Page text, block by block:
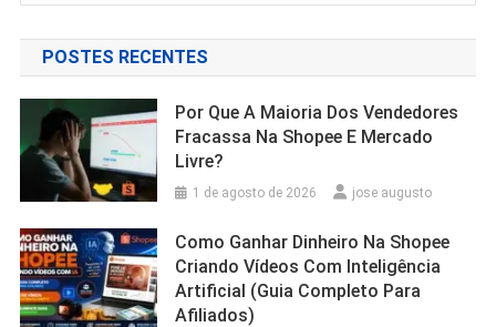
POSTES RECENTES
Por Que A Maioria Dos Vendedores
Fracassa Na Shopee E Mercado
Livre?
1 de agosto de 2026 jose augusto
Como Ganhar Dinheiro Na Shopee
Criando Vídeos Com Inteligência
Artificial (Guia Completo Para
Afiliados)